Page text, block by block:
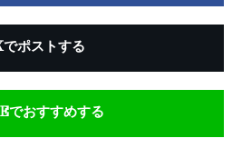
でポストする
でおすすめする